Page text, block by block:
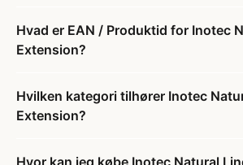
Hvad er EAN / Produktid for Inotec
Extension?
Hvilken kategori tilhører Inotec
Extension?
Hvor kan jeg købe Inotec Natural